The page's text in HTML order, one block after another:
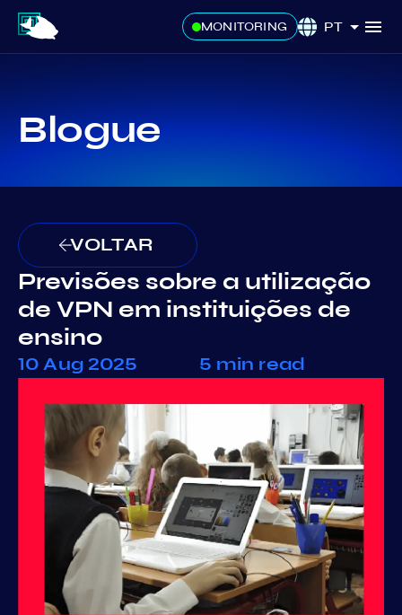
MONITORING PT
Blogue
VOLTAR
Previsões sobre a utilização
de VPN em instituições de
ensino
10 Aug 2025 5 min read